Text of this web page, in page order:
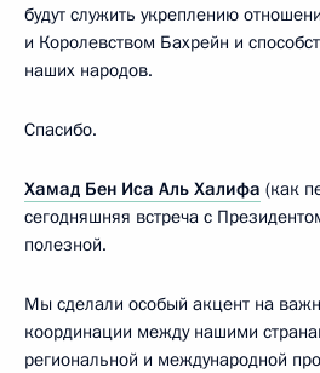
будут служить укреплению
и Королевством Бахрейн и
наших народов.
Спасибо.
Хамад Бен Иса Аль Халифа (как
сегодняшняя встреча с
полезной.
Мы сделали особый акцент на
координации между нашими
региональной и международной